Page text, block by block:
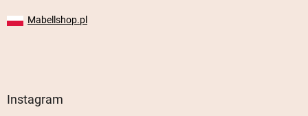
Mabellshop.pl
Instagram